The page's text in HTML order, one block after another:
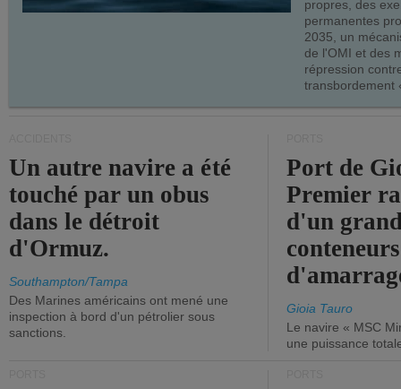
propres, des
permanentes
2035, un
de l'OMI et des
répression
transbordement
Un autre navire a été
touché par un obus
dans le détroit
d'Ormuz.
Southampton/Tampa
Des Marines américains ont mené une
inspection à bord d'un pétrolier sous
sanctions.
Port de
Premier
d'un
Gioia Tauro
Le navire « MSC
une puissance